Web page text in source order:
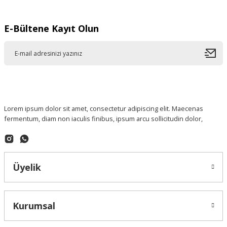
E-Bültene Kayıt Olun
Lorem ipsum dolor sit amet, consectetur adipiscing elit. Maecenas
fermentum, diam non iaculis finibus, ipsum arcu sollicitudin dolor,
Üyelik
Kurumsal